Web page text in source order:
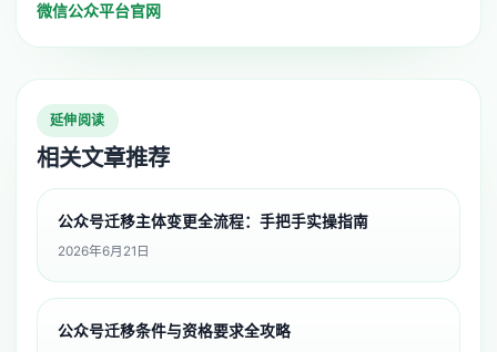
微信公众平台官网
延伸阅读
相关文章推荐
公众号迁移主体变更全流程：手把手实操指南
2026年6月21日
公众号迁移条件与资格要求全攻略